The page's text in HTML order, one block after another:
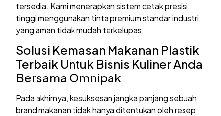
tersedia. Kami menerapkan sistem cetak presisi
tinggi menggunakan tinta premium standar industri
yang aman tidak mudah terkelupas.
Solusi Kemasan Makanan Plastik
Terbaik Untuk Bisnis Kuliner Anda
Bersama Omnipak
Pada akhirnya, kesuksesan jangka panjang sebuah
brand makanan tidak hanya ditentukan oleh resep